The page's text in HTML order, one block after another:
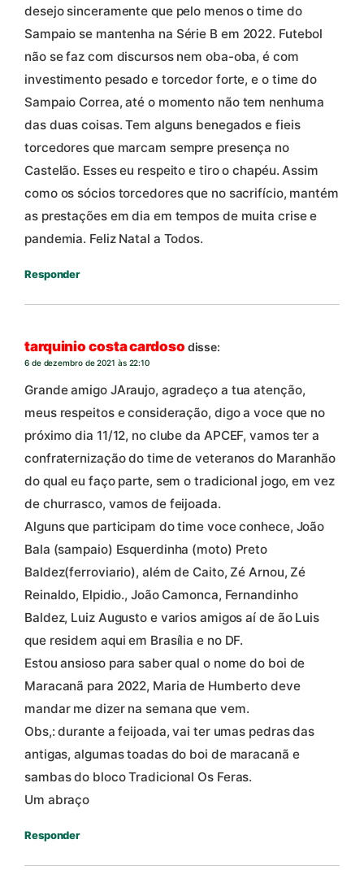
desejo sinceramente que pelo menos o time do
Sampaio se mantenha na Série B em 2022. Futebol
não se faz com discursos nem oba-oba, é com
investimento pesado e torcedor forte, e o time do
Sampaio Correa, até o momento não tem nenhuma
das duas coisas. Tem alguns benegados e fieis
torcedores que marcam sempre presença no
Castelão. Esses eu respeito e tiro o chapéu. Assim
como os sócios torcedores que no sacrifício, mantém
as prestações em dia em tempos de muita crise e
pandemia. Feliz Natal a Todos.
Responder
tarquinio costa cardoso disse:
6 de dezembro de 2021 às 22:10
Grande amigo JAraujo, agradeço a tua atenção,
meus respeitos e consideração, digo a voce que no
próximo dia 11/12, no clube da APCEF, vamos ter a
confraternização do time de veteranos do Maranhão
do qual eu faço parte, sem o tradicional jogo, em vez
de churrasco, vamos de feijoada.
Alguns que participam do time voce conhece, João
Bala (sampaio) Esquerdinha (moto) Preto
Baldez(ferroviario), além de Caito, Zé Arnou, Zé
Reinaldo, Elpidio., João Camonca, Fernandinho
Baldez, Luiz Augusto e varios amigos aí de ão Luis
que residem aqui em Brasília e no DF.
Estou ansioso para saber qual o nome do boi de
Maracanã para 2022, Maria de Humberto deve
mandar me dizer na semana que vem.
Obs,: durante a feijoada, vai ter umas pedras das
antigas, algumas toadas do boi de maracanã e
sambas do bloco Tradicional Os Feras.
Um abraço
Responder